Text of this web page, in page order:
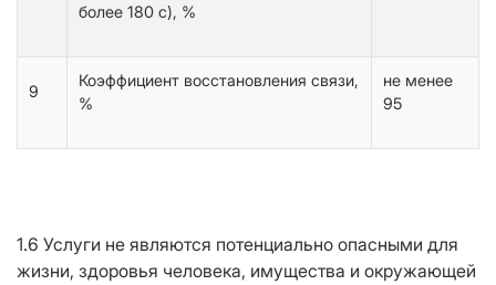
более 180 с), %
9
Коэффициент восстановления связи,
%
не менее
95
1.6 Услуги не являются потенциально опасными для
жизни, здоровья человека, имущества и окружающей